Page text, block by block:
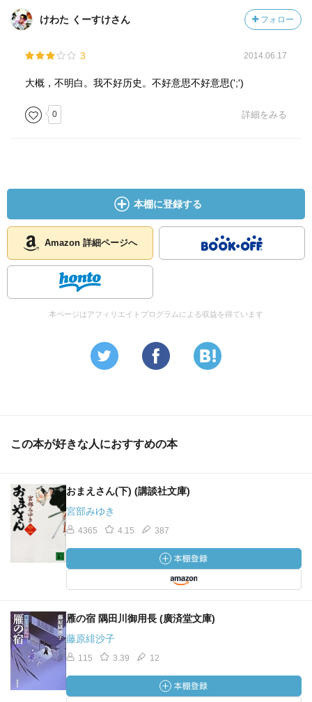
けわた くーすけさん フォロー
3 2014.06.17
大概，不明白。我不好历史。不好意思不好意思(';')
0 詳細をみる
本棚に登録する
Amazon 詳細ページへ
本ページはアフィリエイトプログラムによる収益を得ています
この本が好きな人におすすめの本
おまえさん(下) (講談社文庫)
宮部みゆき
4365 4.15 387
雁の宿 隅田川御用長 (廣済堂文庫)
藤原緋沙子
115 3.39 12